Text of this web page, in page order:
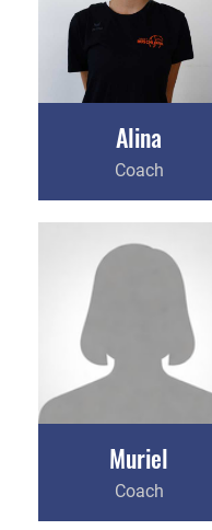
Alina
Coach
Muriel
Coach